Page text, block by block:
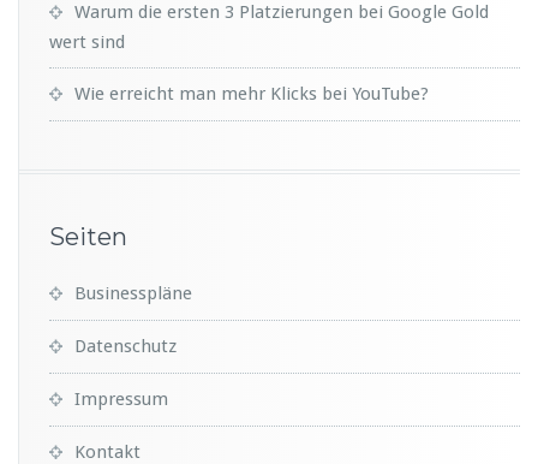
Warum die ersten 3 Platzierungen bei Google Gold
wert sind
Wie erreicht man mehr Klicks bei YouTube?
Seiten
Businesspläne
Datenschutz
Impressum
Kontakt